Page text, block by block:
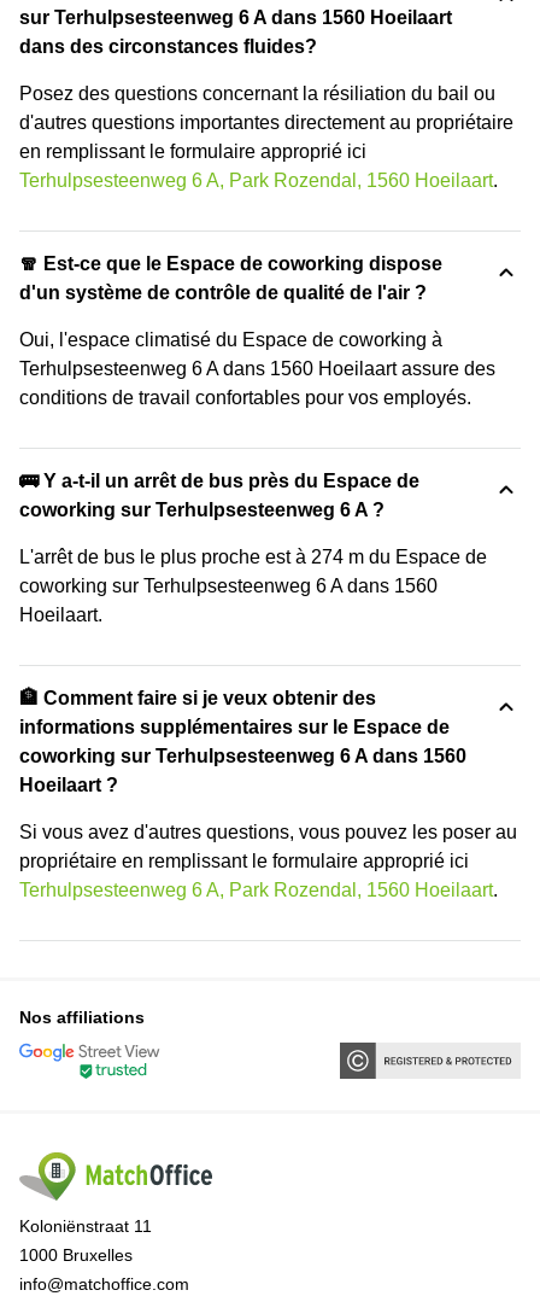
sur Terhulpsesteenweg 6 A dans 1560 Hoeilaart
dans des circonstances fluides?
Posez des questions concernant la résiliation du bail ou
d'autres questions importantes directement au propriétaire
en remplissant le formulaire approprié ici
Terhulpsesteenweg 6 A, Park Rozendal, 1560 Hoeilaart.
🧣 Est-ce que le Espace de coworking dispose
d'un système de contrôle de qualité de l'air ?
Oui, l'espace climatisé du Espace de coworking à
Terhulpsesteenweg 6 A dans 1560 Hoeilaart assure des
conditions de travail confortables pour vos employés.
🚌 Y a-t-il un arrêt de bus près du Espace de
coworking sur Terhulpsesteenweg 6 A ?
L'arrêt de bus le plus proche est à 274 m du Espace de
coworking sur Terhulpsesteenweg 6 A dans 1560
Hoeilaart.
🏦 Comment faire si je veux obtenir des
informations supplémentaires sur le Espace de
coworking sur Terhulpsesteenweg 6 A dans 1560
Hoeilaart ?
Si vous avez d'autres questions, vous pouvez les poser au
propriétaire en remplissant le formulaire approprié ici
Terhulpsesteenweg 6 A, Park Rozendal, 1560 Hoeilaart.
Nos affiliations
Koloniënstraat 11
1000 Bruxelles
info@matchoffice.com